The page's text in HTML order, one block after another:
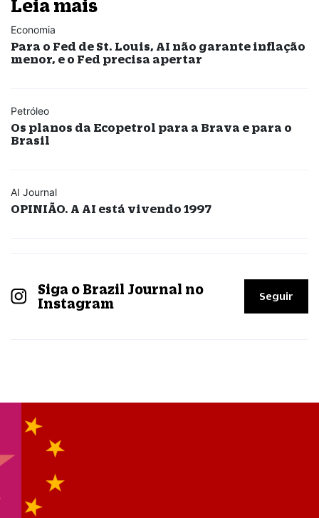
Leia mais
Economia
Para o Fed de St. Louis, AI não garante inflação
menor, e o Fed precisa apertar
Petróleo
Os planos da Ecopetrol para a Brava e para o
Brasil
AI Journal
OPINIÃO. A AI está vivendo 1997
Siga o Brazil Journal no
Instagram
Seguir